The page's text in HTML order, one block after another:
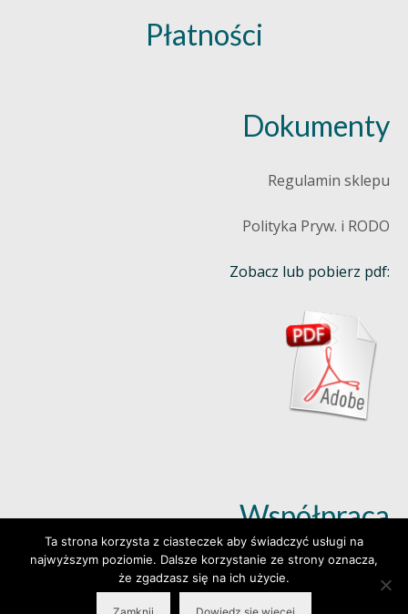
Płatności
Dokumenty
Regulamin sklepu
Polityka Pryw. i RODO
Zobacz lub pobierz pdf:
Współpraca
Dowiedz się więcej (klik)
Ta strona korzysta z ciasteczek aby świadczyć usługi na
najwyższym poziomie. Dalsze korzystanie ze strony oznacza,
że zgadzasz się na ich użycie.